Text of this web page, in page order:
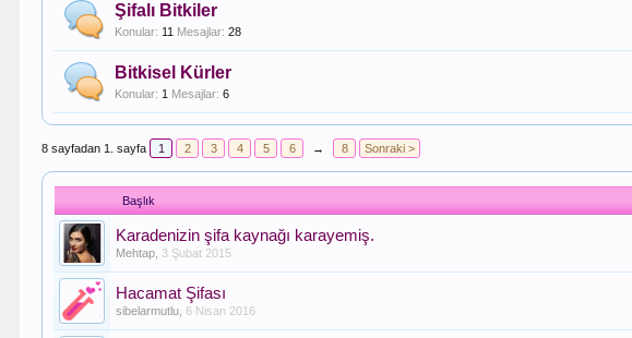
Şifalı Bitkiler
Konular: 11 Mesajlar: 28
Bitkisel Kürler
Konular: 1 Mesajlar: 6
8 sayfadan 1. sayfa 1 2 3 4 5 6 → 8 Sonraki >
Başlık
Karadenizin şifa kaynağı karayemiş.
Mehtap 3 Şubat 2015
Hacamat Şifası
sibelarmutlu 6 Nisan 2016